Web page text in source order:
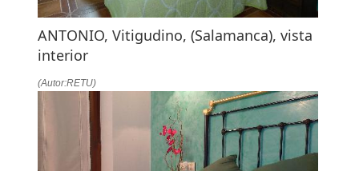
ANTONIO, Vitigudino, (Salamanca), vista
interior
(Autor:RETU)